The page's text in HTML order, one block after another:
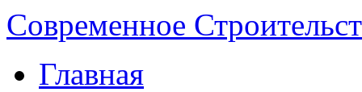
Современное
Главная